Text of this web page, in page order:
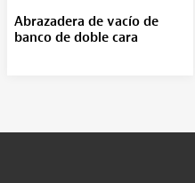
Abrazadera de vacío de
banco de doble cara